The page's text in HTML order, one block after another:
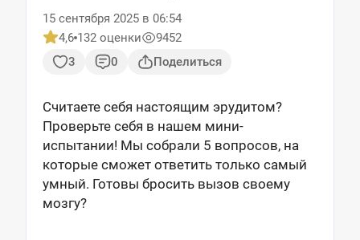
15 сентября 2025 в 06:54
4,6 132 оценки
9452
3
0 Поделиться
Считаете себя настоящим эрудитом?
Проверьте себя в нашем мини-
испытании! Мы собрали 5 вопросов, на
которые сможет ответить только самый
умный. Готовы бросить вызов своему
мозгу?